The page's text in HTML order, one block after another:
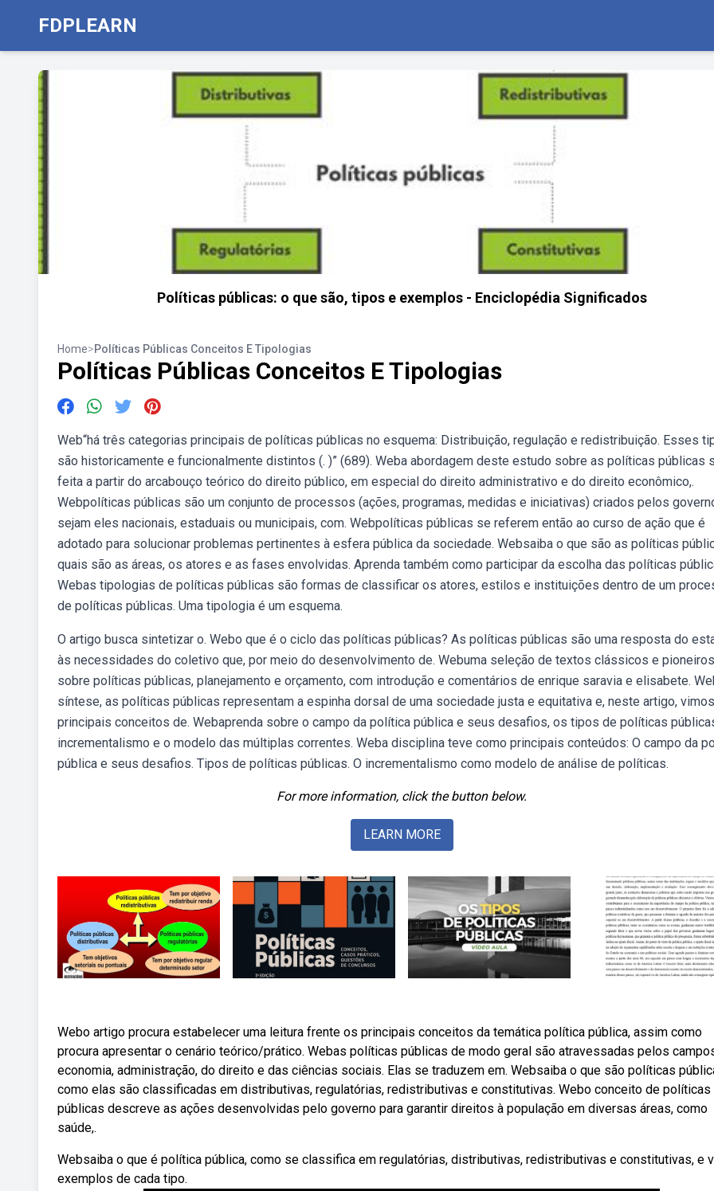
FDPLEARN
Políticas públicas: o que são, tipos e exemplos - Enciclopédia Significados
Home>Políticas Públicas Conceitos E Tipologias
Políticas Públicas Conceitos E Tipologias
Web“há três categorias principais de políticas públicas no esquema: Distribuição, regulação e redistribuição. Esses
são historicamente e funcionalmente distintos (. )” (689). Weba abordagem deste estudo sobre as políticas públicas
feita a partir do arcabouço teórico do direito público, em especial do direito administrativo e do direito econômico,.
Webpolíticas públicas são um conjunto de processos (ações, programas, medidas e iniciativas) criados pelos
sejam eles nacionais, estaduais ou municipais, com. Webpolíticas públicas se referem então ao curso de ação que é
adotado para solucionar problemas pertinentes à esfera pública da sociedade. Websaiba o que são as políticas
quais são as áreas, os atores e as fases envolvidas. Aprenda também como participar da escolha das políticas
Webas tipologias de políticas públicas são formas de classificar os atores, estilos e instituições dentro de um
de políticas públicas. Uma tipologia é um esquema.
O artigo busca sintetizar o. Webo que é o ciclo das políticas públicas? As políticas públicas são uma resposta do
às necessidades do coletivo que, por meio do desenvolvimento de. Webuma seleção de textos clássicos e pioneiros
sobre políticas públicas, planejamento e orçamento, com introdução e comentários de enrique saravia e elisabete.
síntese, as políticas públicas representam a espinha dorsal de uma sociedade justa e equitativa e, neste artigo,
principais conceitos de. Webaprenda sobre o campo da política pública e seus desafios, os tipos de políticas
incrementalismo e o modelo das múltiplas correntes. Weba disciplina teve como principais conteúdos: O campo da
pública e seus desafios. Tipos de políticas públicas. O incrementalismo como modelo de análise de políticas.
For more information, click the button below.
LEARN MORE
Webo artigo procura estabelecer uma leitura frente os principais conceitos da temática política pública, assim como
procura apresentar o cenário teórico/prático. Webas políticas públicas de modo geral são atravessadas pelos
economia, administração, do direito e das ciências sociais. Elas se traduzem em. Websaiba o que são políticas
como elas são classificadas em distributivas, regulatórias, redistributivas e constitutivas. Webo conceito de políticas
públicas descreve as ações desenvolvidas pelo governo para garantir direitos à população em diversas áreas, como
saúde,.
Websaiba o que é política pública, como se classifica em regulatórias, distributivas, redistributivas e constitutivas, e
exemplos de cada tipo.